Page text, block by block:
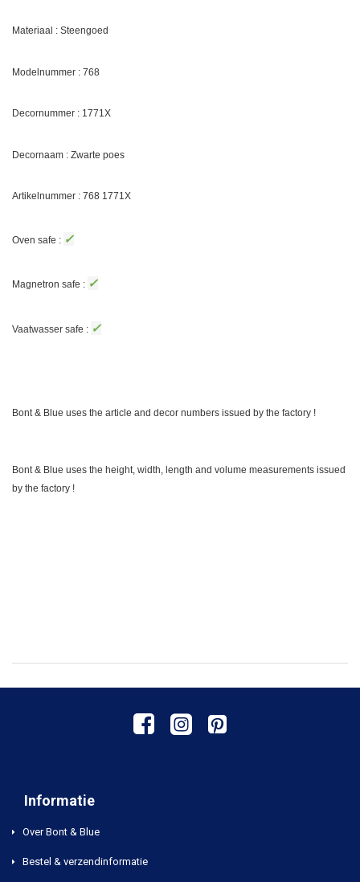
Materiaal : Steengoed
Modelnummer : 768
Decornummer : 1771X
Decornaam : Zwarte poes
Artikelnummer : 768 1771X
Oven safe : ✓
Magnetron safe : ✓
Vaatwasser safe : ✓
Bont & Blue uses the article and decor numbers issued by the factory !
Bont & Blue uses the height, width, length and volume measurements issued
by the factory !
Informatie
Over Bont & Blue
Bestel & verzendinformatie